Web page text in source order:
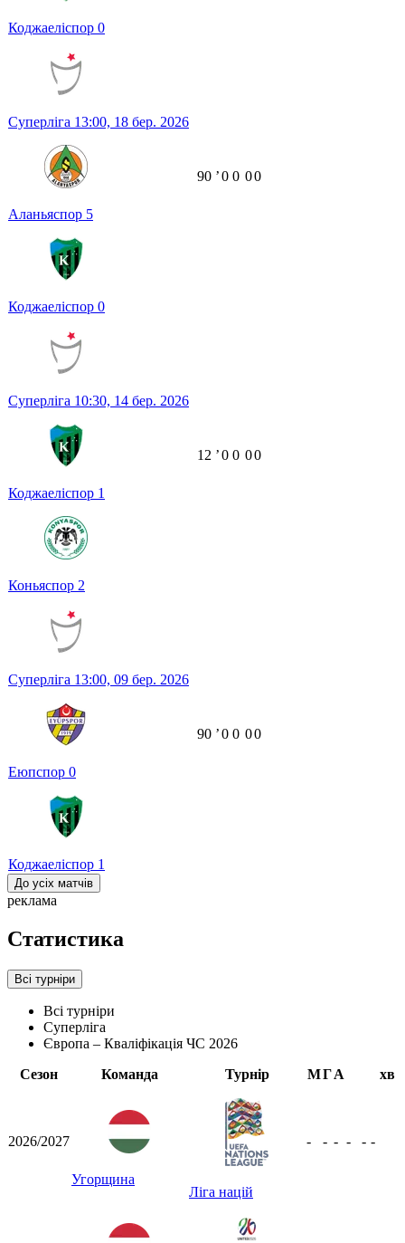
Коджаеліспор 0
Суперліга 13:00, 18 бер. 2026
Аланьяспор 5
Коджаеліспор 0
90 ʼ0 0 00
Суперліга 10:30, 14 бер. 2026
Коджаеліспор 1
Коньяспор 2
12 ʼ0 0 00
Суперліга 13:00, 09 бер. 2026
Еюпспор 0
Коджаеліспор 1
90 ʼ0 0 00
До усіх матчів
реклама
Статистика
Всі турніри
Всі турніри
Суперліга
Європа – Кваліфікація ЧС 2026
Сезон
Команда Турнір МГА хв
2026/2027
Угорщина
Ліга націй
- - - - - -